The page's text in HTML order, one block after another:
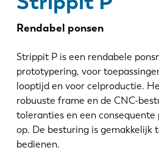
Rendabel ponsen
Strippit P is een rendabele
prototypering, voor
looptijd en voor celproductie.
robuuste frame en de CNC-
toleranties en een consequente
op. De besturing is gemakkelijk
bedienen.
PANEELBUIGMACHINES
GUILLOTINESCHAREN
SOFTWARE
CUSTOMER SERVICE